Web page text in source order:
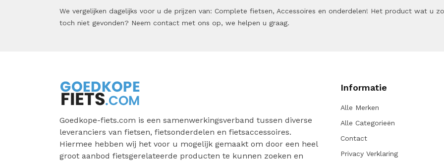
We vergelijken dagelijks voor u de prijzen van: Complete fietsen, Accessoires en onderdelen! Het product wat u
toch niet gevonden? Neem contact met ons op, we helpen u graag.
Goedkope-fiets.com is een samenwerkingsverband tussen diverse
leveranciers van fietsen, fietsonderdelen en fietsaccessoires.
Hiermee hebben wij het voor u mogelijk gemaakt om door een heel
groot aanbod fietsgerelateerde producten te kunnen zoeken en
Informatie
Alle Merken
Alle Categorieën
Contact
Privacy Verklaring